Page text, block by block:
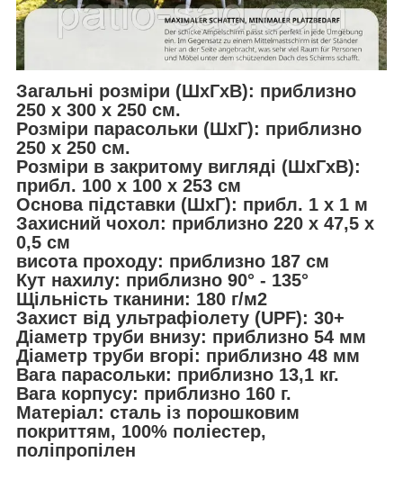
Загальні розміри (ШxГxВ): приблизно
250 x 300 x 250 см.
Розміри парасольки (ШxГ): приблизно
250 x 250 см.
Розміри в закритому вигляді (ШхГхВ):
прибл. 100 x 100 x 253 см
Основа підставки (ШхГ): прибл. 1 x 1 м
Захисний чохол: приблизно 220 x 47,5 x
0,5 см
висота проходу: приблизно 187 см
Кут нахилу: приблизно 90° - 135°
Щільність тканини: 180 г/м2
Захист від ультрафіолету (UPF): 30+
Діаметр труби внизу: приблизно 54 мм
Діаметр труби вгорі: приблизно 48 мм
Вага парасольки: приблизно 13,1 кг.
Вага корпусу: приблизно 160 г.
Матеріал: сталь із порошковим
покриттям, 100% поліестер,
поліпропілен